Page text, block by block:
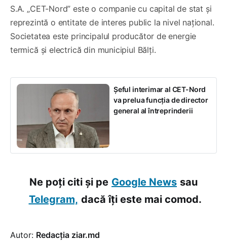
S.A. „CET-Nord” este o companie cu capital de stat și
reprezintă o entitate de interes public la nivel național.
Societatea este principalul producător de energie
termică și electrică din municipiul Bălți.
Șeful interimar al CET-Nord
va prelua funcția de director
general al întreprinderii
Ne poți citi și pe Google News sau
Telegram, dacă îți este mai comod.
Autor: Redacția ziar.md